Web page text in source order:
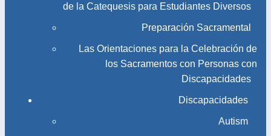
de la Catequesis para Estudiantes Diversos
Preparación Sacramental
Las Orientaciones para la Celebración de
los Sacramentos con Personas con
Discapacidades
Discapacidades
Autism